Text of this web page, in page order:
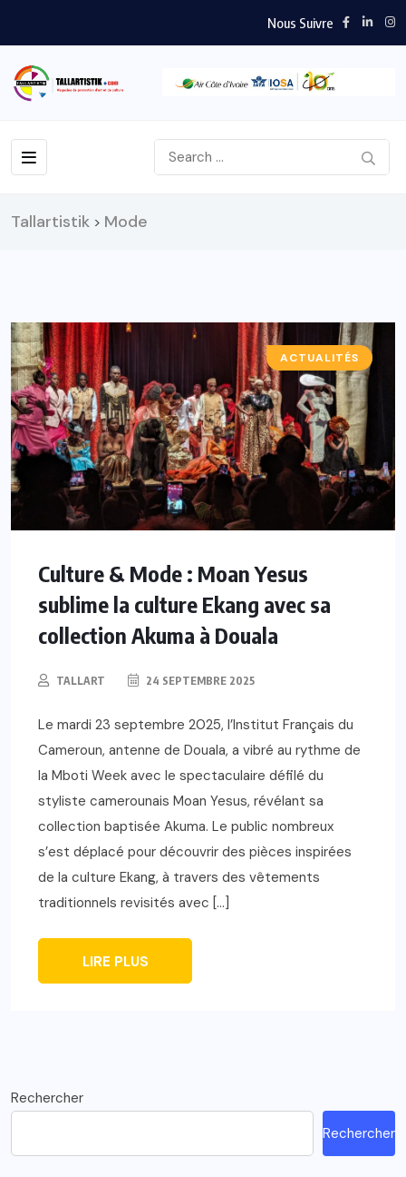
Nous Suivre
Tallartistik > Mode
A LA UNE
ACTUALITÉS
Culture & Mode : Moan Yesus
sublime la culture Ekang avec sa
collection Akuma à Douala
TALLART 24 SEPTEMBRE 2025
Le mardi 23 septembre 2025, l’Institut Français du
Cameroun, antenne de Douala, a vibré au rythme de
la Mboti Week avec le spectaculaire défilé du
styliste camerounais Moan Yesus, révélant sa
collection baptisée Akuma. Le public nombreux
s’est déplacé pour découvrir des pièces inspirées
de la culture Ekang, à travers des vêtements
traditionnels revisités avec […]
LIRE PLUS
Rechercher
Rechercher